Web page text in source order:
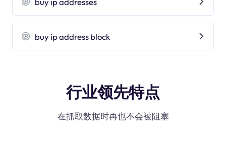
buy ip address block
行业领先特点
在抓取数据时再也不会被阻塞